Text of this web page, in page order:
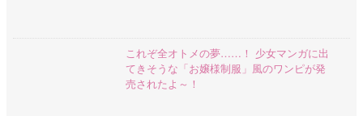
これぞ全オトメの夢……！ 少女マンガに出
てきそうな「お嬢様制服」風のワンピが発
売されたよ～！